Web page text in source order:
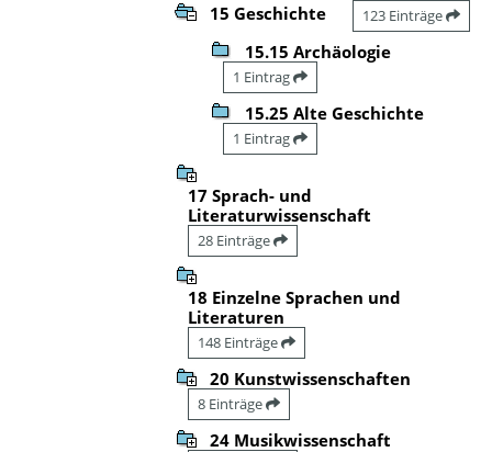
15 Geschichte 123 Einträge
15.15 Archäologie
1 Eintrag
15.25 Alte Geschichte
1 Eintrag
17 Sprach- und
Literaturwissenschaft
28 Einträge
18 Einzelne Sprachen und
Literaturen
148 Einträge
20 Kunstwissenschaften
8 Einträge
24 Musikwissenschaft